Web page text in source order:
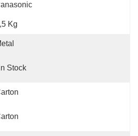
Kg
Stock